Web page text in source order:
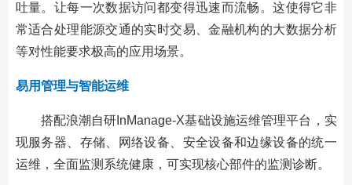
吐量。让每一次数据访问都变得迅速而流畅。这使得它非
常适合处理能源交通的实时交易、金融机构的大数据分析
等对性能要求极高的应用场景。
易用管理与智能运维
搭配浪潮自研InManage-X基础设施运维管理平台，实
现服务器、存储、网络设备、安全设备和边缘设备的统一
运维，全面监测系统健康，可实现核心部件的监测诊断。